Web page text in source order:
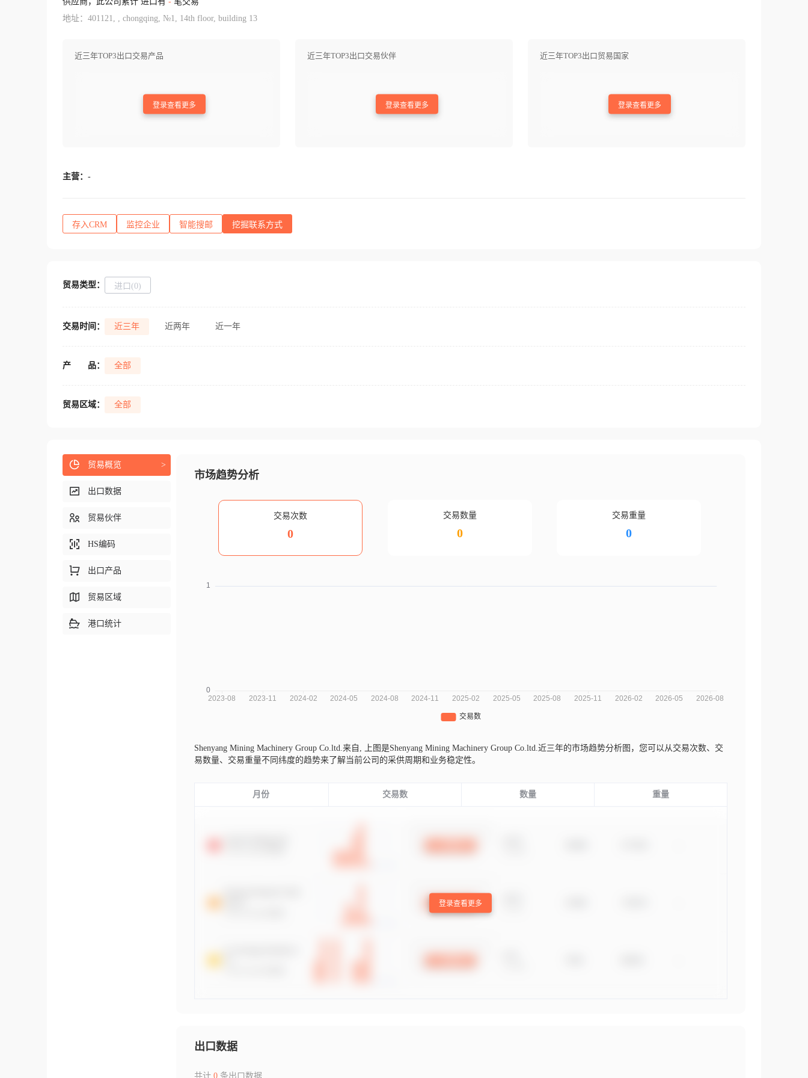
地址：401121, , chongqing, №1, 14th floor, building 13
近三年TOP3出口交易产品
登录查看更多
近三年TOP3出口交易伙伴
登录查看更多
近三年TOP3出口贸易国家
登录查看更多
主营： -
存入CRM 监控企业 智能搜邮 挖掘联系方式
贸易类型： 进口(0)
交易时间： 近三年 近两年 近一年
产 品： 全部
贸易区域： 全部
市场趋势分析
交易次数
0
交易数量
0
交易重量
0
Shenyang Mining Machinery Group Co.ltd.来自,
上图是Shenyang Mining Machinery Group Co.ltd.近三年的市场趋势分析图，您可以从交易次数、交
易数量、交易重量不同纬度的趋势来了解当前公司的采供周期和业务稳定性。
月份 交易数 数量 重量
登录查看更多
出口数据
共计 0条出口数据
贸易概览 >
出口数据
贸易伙伴
HS编码
出口产品
贸易区域
港口统计